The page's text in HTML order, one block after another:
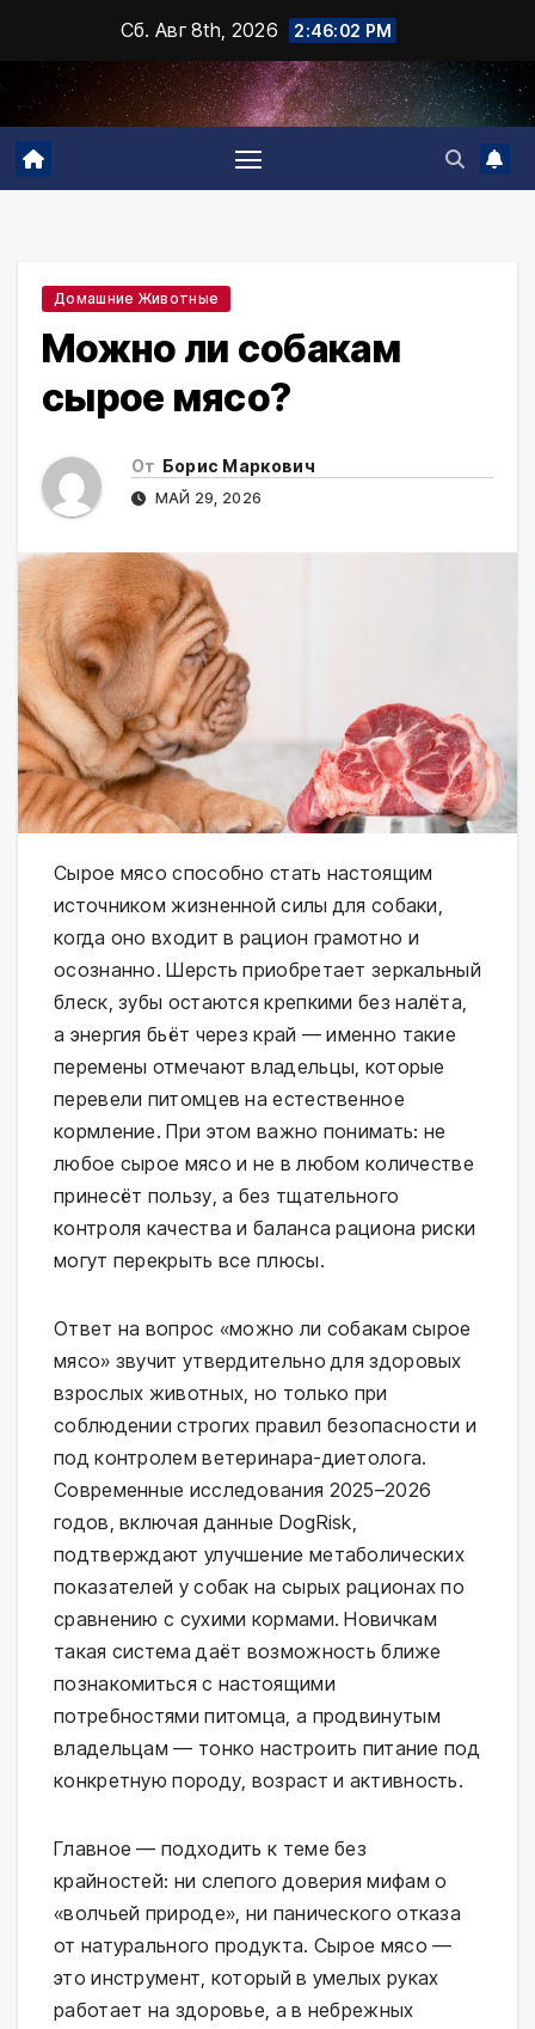
содержимому
Сб. Авг 8th, 2026 2:46:04 PM
Домашние Животные
Можно ли собакам
сырое мясо?
От Борис Маркович
МАЙ 29, 2026
Сырое мясо способно стать настоящим
источником жизненной силы для собаки,
когда оно входит в рацион грамотно и
осознанно. Шерсть приобретает зеркальный
блеск, зубы остаются крепкими без налёта,
а энергия бьёт через край — именно такие
перемены отмечают владельцы, которые
перевели питомцев на естественное
кормление. При этом важно понимать: не
любое сырое мясо и не в любом количестве
принесёт пользу, а без тщательного
контроля качества и баланса рациона риски
могут перекрыть все плюсы.
Ответ на вопрос «можно ли собакам сырое
мясо» звучит утвердительно для здоровых
взрослых животных, но только при
соблюдении строгих правил безопасности и
под контролем ветеринара-диетолога.
Современные исследования 2025–2026
годов, включая данные DogRisk,
подтверждают улучшение метаболических
показателей у собак на сырых рационах по
сравнению с сухими кормами. Новичкам
такая система даёт возможность ближе
познакомиться с настоящими
потребностями питомца, а продвинутым
владельцам — тонко настроить питание под
конкретную породу, возраст и активность.
Главное — подходить к теме без
крайностей: ни слепого доверия мифам о
«волчьей природе», ни панического отказа
от натурального продукта. Сырое мясо —
это инструмент, который в умелых руках
работает на здоровье, а в небрежных